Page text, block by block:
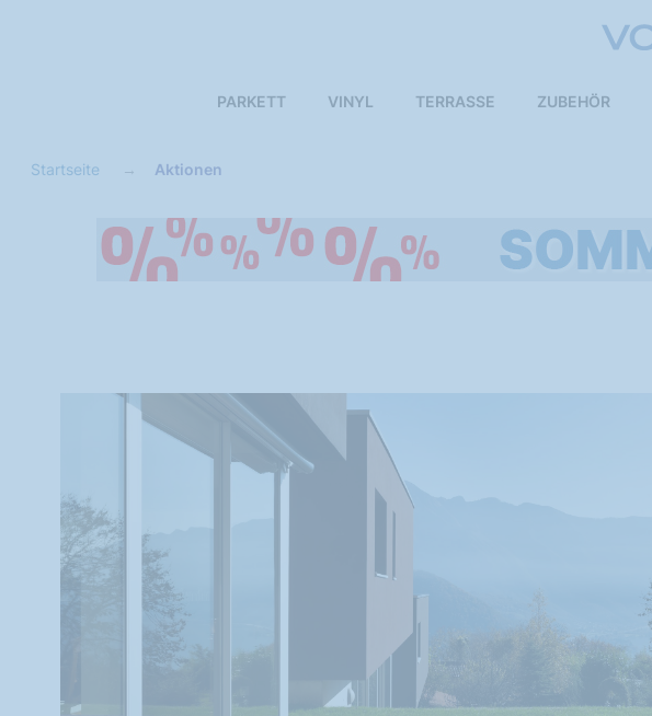
PARKETT VINYL TERRASSE ZUBEHÖR
Startseite Aktionen